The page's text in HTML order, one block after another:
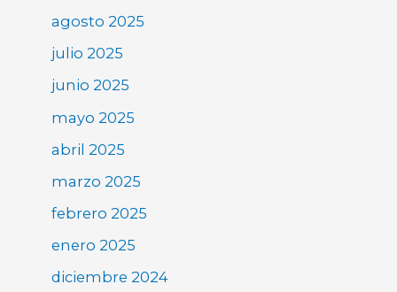
agosto 2025
julio 2025
junio 2025
mayo 2025
abril 2025
marzo 2025
febrero 2025
enero 2025
diciembre 2024